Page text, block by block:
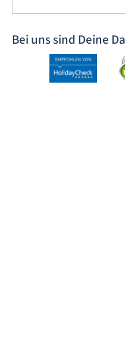
Bei uns sind Deine